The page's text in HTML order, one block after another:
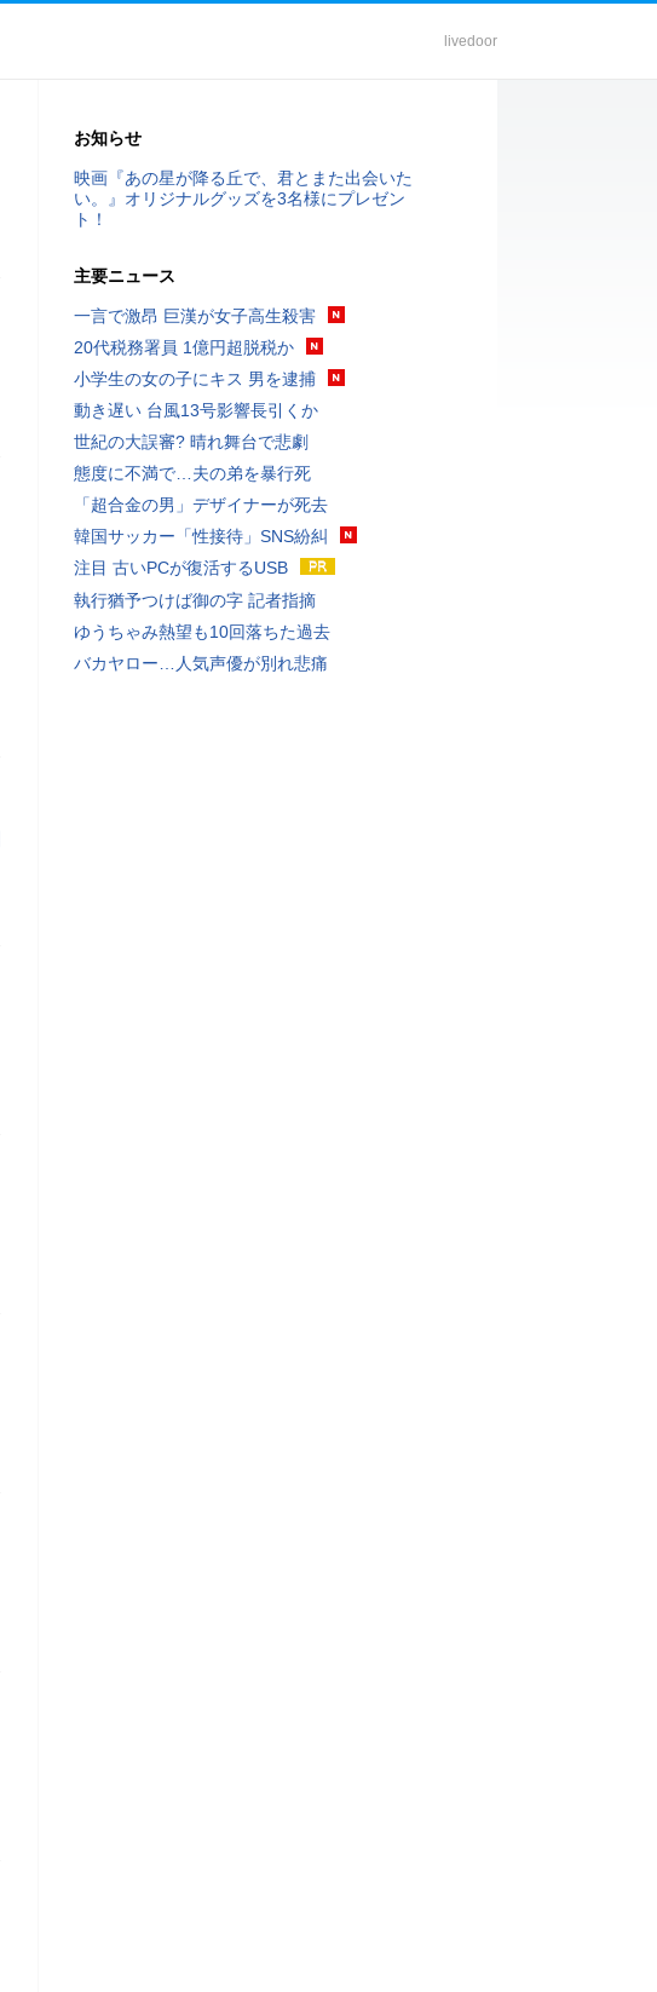
livedoor
お知らせ
映画『あの星が降る丘で、君とまた出会いた
い。』オリジナルグッズを3名様にプレゼン
ト！
主要ニュース
一言で激昂 巨漢が女子高生殺害
20代税務署員 1億円超脱税か
小学生の女の子にキス 男を逮捕
動き遅い 台風13号影響長引くか
世紀の大誤審? 晴れ舞台で悲劇
態度に不満で…夫の弟を暴行死
「超合金の男」デザイナーが死去
韓国サッカー「性接待」SNS紛糾
注目 古いPCが復活するUSB
執行猶予つけば御の字 記者指摘
ゆうちゃみ熱望も10回落ちた過去
バカヤロー…人気声優が別れ悲痛